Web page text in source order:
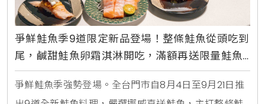
爭鮮鮭魚季9道限定新品登場！整條鮭魚從頭吃到
尾，鹹甜鮭魚卵霜淇淋開吃，滿額再送限量鮭魚
造型扇
爭鮮鮭魚季強勢登場。全台門市自8月4日至9月21日推